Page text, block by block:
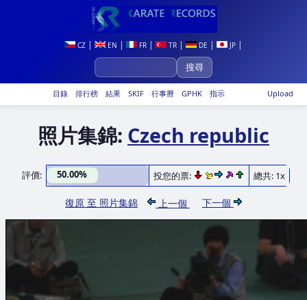
CZ | EN | FR | TR | DE | JP |
Upload
目錄 排行榜 結果 SKIF 行事曆 GPHK 指示
照片集錦: Czech republic
評價: 50.00% 投您的票: 總共: 1x
復原 至 照片集錦 上一個 下一個